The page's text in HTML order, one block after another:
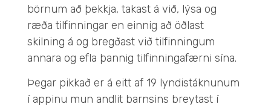
börnum að þekkja, takast á við, lýsa og
ræða tilfinningar en einnig að öðlast
skilning á og bregðast við tilfinningum
annara og efla þannig tilfinningafærni sína.
Þegar pikkað er á eitt af 19 lyndistáknunum
í appinu mun andlit barnsins breytast í